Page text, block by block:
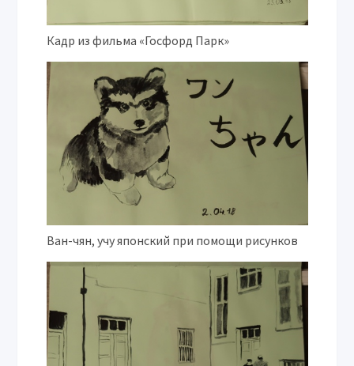
Кадр из фильма «Госфорд Парк»
Ван-чян, учу японский при помощи рисунков